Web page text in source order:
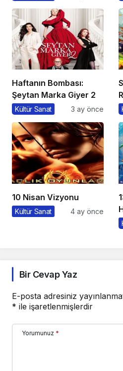
Haftanın Bombası:
Şeytan Marka Giyer 2
Kültür Sanat 3 ay önce
10 Nisan Vizyonu
Kültür Sanat 4 ay önce
Bir Cevap Yaz
E-posta adresiniz
* ile işaretlenmişlerdir
Yorumunuz *